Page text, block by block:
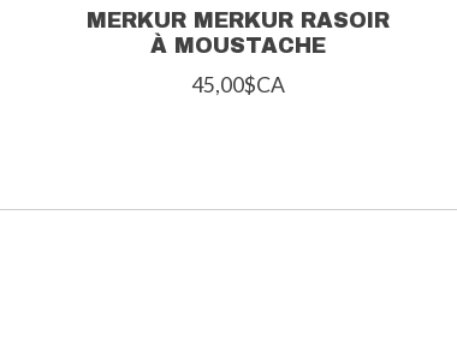
MERKUR MERKUR RASOIR
À MOUSTACHE
45,00$CA